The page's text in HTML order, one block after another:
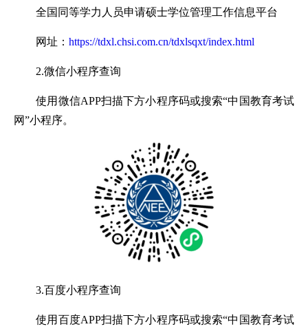
全国同等学力人员申请硕士学位管理工作信息平台
网址： https://tdxl.chsi.com.cn/tdxlsqxt/index.html
2.微信小程序查询
使用微信APP扫描下方小程序码或搜索“中国教育考试
网”小程序。
3.百度小程序查询
使用百度APP扫描下方小程序码或搜索“中国教育考试